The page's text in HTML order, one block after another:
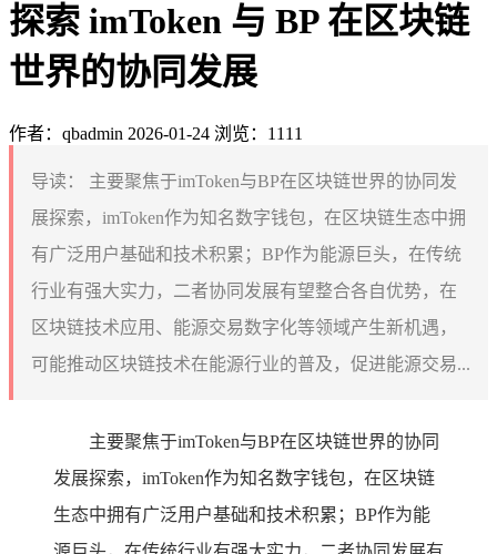
探索 imToken 与 BP 在区块链
世界的协同发展
作者：qbadmin 2026-01-24 浏览：1111
导读：
主要聚焦于imToken与BP在区块链世界的协同发
展探索，imToken作为知名数字钱包，在区块链生态中拥
有广泛用户基础和技术积累；BP作为能源巨头，在传统
行业有强大实力，二者协同发展有望整合各自优势，在
区块链技术应用、能源交易数字化等领域产生新机遇，
可能推动区块链技术在能源行业的普及，促进能源交易...
主要聚焦于imToken与BP在区块链世界的协同
发展探索，imToken作为知名数字钱包，在区块链
生态中拥有广泛用户基础和技术积累；BP作为能